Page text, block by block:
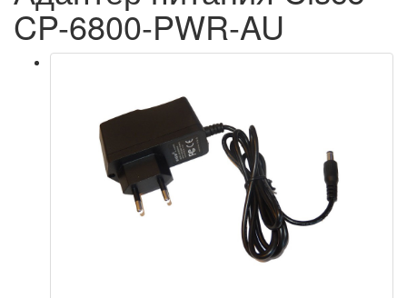
CP-6800-PWR-AU